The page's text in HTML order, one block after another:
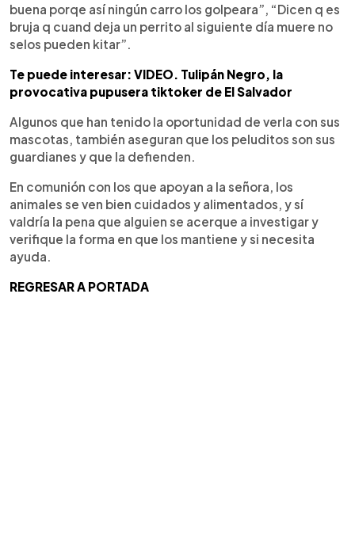
buena porqe así ningún carro los golpeara”, “Dicen q es
bruja q cuand deja un perrito al siguiente día muere no
selos pueden kitar”.
Te puede interesar: VIDEO. Tulipán Negro, la
provocativa pupusera tiktoker de El Salvador
Algunos que han tenido la oportunidad de verla con sus
mascotas, también aseguran que los peluditos son sus
guardianes y que la defienden.
En comunión con los que apoyan a la señora, los
animales se ven bien cuidados y alimentados, y sí
valdría la pena que alguien se acerque a investigar y
verifique la forma en que los mantiene y si necesita
ayuda.
REGRESAR A PORTADA